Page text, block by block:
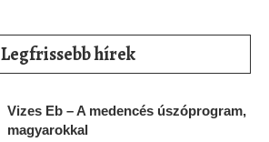
Legfrissebb hírek
Vizes Eb – A medencés úszóprogram,
magyarokkal